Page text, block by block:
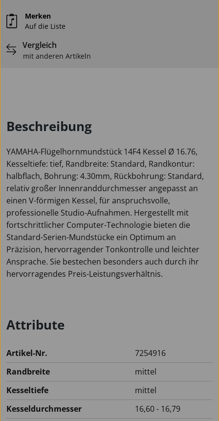
Merken
Auf die Liste
Vergleich
mit anderen Artikeln
Beschreibung
YAMAHA-Flügelhornmundstück 14F4 Kessel Ø 16.76,
Kesseltiefe: tief, Randbreite: Standard, Randkontur:
halbflach, Bohrung: 4.30mm, Rückbohrung: Standard,
relativ großer Innenranddurchmesser angepasst an
einen V-förmigen Kessel, für anspruchsvolle,
professionelle Studio-Aufnahmen. Hergestellt mit
fortschrittlicher Computer-Technologie bieten die
Standard-Serien-Mundstücke ein Optimum an
Präzision, hervorragender Tonkontrolle und leichter
Ansprache. Sie bestechen besonders auch durch ihr
hervorragendes Preis-Leistungsverhältnis.
Attribute
Artikel-Nr.
7254916
Randbreite
mittel
Kesseltiefe
mittel
Kesseldurchmesser
16,60 - 16,79